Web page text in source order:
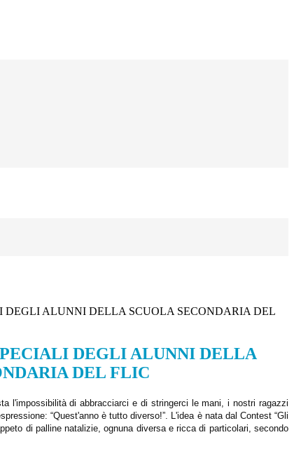
DEGLI ALUNNI DELLA SCUOLA SECONDARIA DEL
DEGLI ALUNNI DELLA
DEL FLIC
l'impossibilità di abbracciarci e di stringerci le mani, i nostri ragazzi
“Quest'anno è tutto diverso!”. L'idea è nata dal Contest “Gli
di palline natalizie, ognuna diversa e ricca di particolari, secondo